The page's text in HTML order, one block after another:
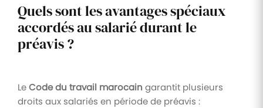
Quels sont les avantages spéciaux
accordés au salarié durant le
préavis ?
LeCode du travail marocain garantit plusieurs
droits aux salariés en période de préavis :